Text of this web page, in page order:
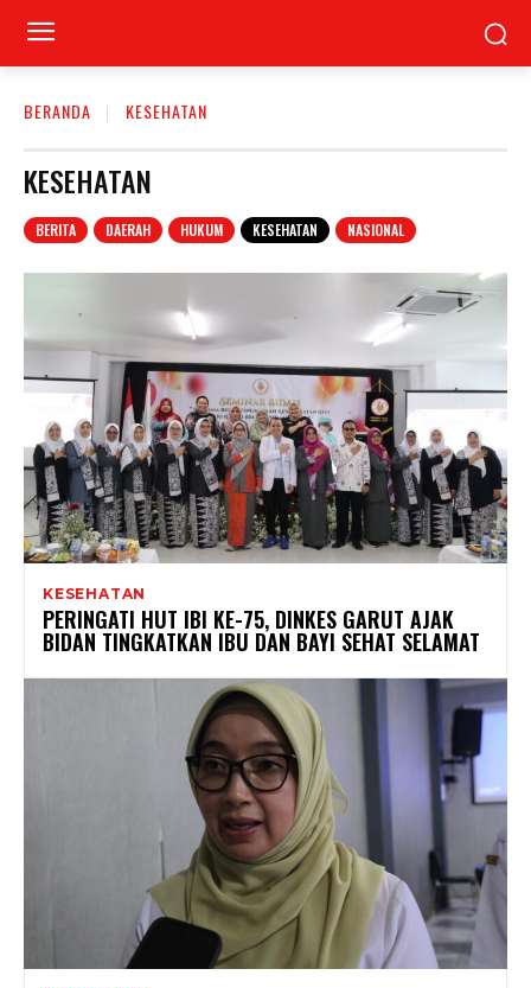
BERANDA KESEHATAN
KESEHATAN
BERITA DAERAH HUKUM KESEHATAN NASIONAL
KESEHATAN
PERINGATI HUT IBI KE-75, DINKES GARUT AJAK
BIDAN TINGKATKAN IBU DAN BAYI SEHAT SELAMAT